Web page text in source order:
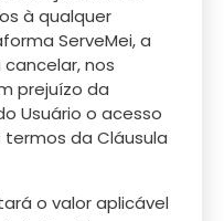
à qualquer
ServeMei, a
nos
prejuízo da
Usuário o acesso
termos da Cláusula
o valor aplicável